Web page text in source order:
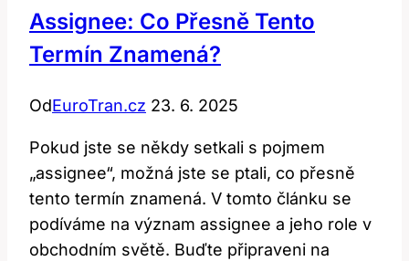
Assignee: Co Přesně Tento
Termín Znamená?
OdEuroTran.cz 23. 6. 2025
Pokud jste se někdy setkali s pojmem
„assignee“, možná jste se ptali, co přesně
tento termín znamená. V tomto článku se
podíváme na význam assignee a jeho role v
obchodním světě. Buďte připraveni na